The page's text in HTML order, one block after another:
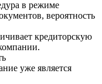
в режиме
вероятность
кредиторскую
уже является